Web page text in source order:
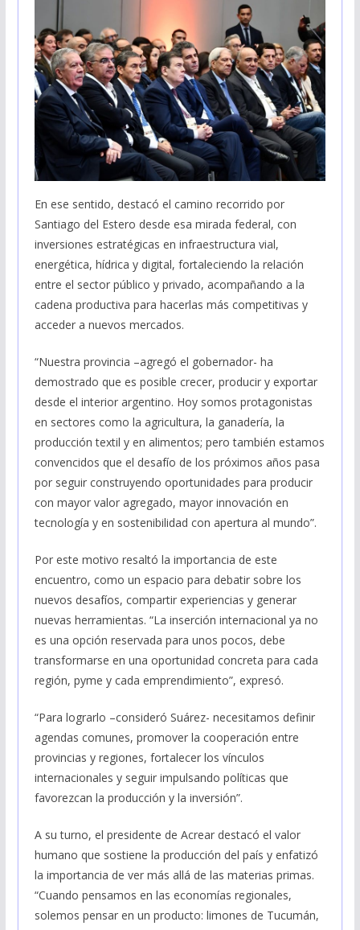
En ese sentido, destacó el camino recorrido por
Santiago del Estero desde esa mirada federal, con
inversiones estratégicas en infraestructura vial,
energética, hídrica y digital, fortaleciendo la relación
entre el sector público y privado, acompañando a la
cadena productiva para hacerlas más competitivas y
acceder a nuevos mercados.
“Nuestra provincia –agregó el gobernador- ha
demostrado que es posible crecer, producir y exportar
desde el interior argentino. Hoy somos protagonistas
en sectores como la agricultura, la ganadería, la
producción textil y en alimentos; pero también estamos
convencidos que el desafío de los próximos años pasa
por seguir construyendo oportunidades para producir
con mayor valor agregado, mayor innovación en
tecnología y en sostenibilidad con apertura al mundo”.
Por este motivo resaltó la importancia de este
encuentro, como un espacio para debatir sobre los
nuevos desafíos, compartir experiencias y generar
nuevas herramientas. “La inserción internacional ya no
es una opción reservada para unos pocos, debe
transformarse en una oportunidad concreta para cada
región, pyme y cada emprendimiento”, expresó.
“Para lograrlo –consideró Suárez- necesitamos definir
agendas comunes, promover la cooperación entre
provincias y regiones, fortalecer los vínculos
internacionales y seguir impulsando políticas que
favorezcan la producción y la inversión”.
A su turno, el presidente de Acrear destacó el valor
humano que sostiene la producción del país y enfatizó
la importancia de ver más allá de las materias primas.
“Cuando pensamos en las economías regionales,
solemos pensar en un producto: limones de Tucumán,